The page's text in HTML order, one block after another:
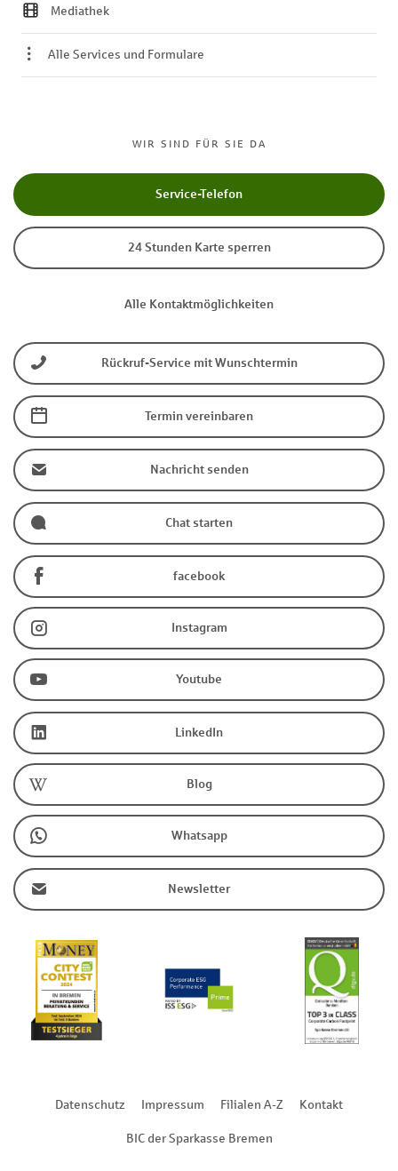
WIR SIND FÜR SIE DA
Service-Telefon
24 Stunden Karte sperren
Alle Kontaktmöglichkeiten
Rückruf-Service mit Wunschtermin
Termin vereinbaren
Nachricht senden
Chat starten
facebook
Instagram
Youtube
LinkedIn
Blog
Whatsapp
Newsletter
Mediathek
Alle Services und Formulare
Datenschutz Impressum Filialen A-Z Kontakt
BIC der Sparkasse Bremen